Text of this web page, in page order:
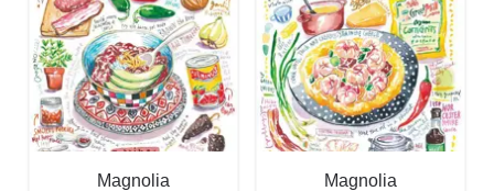
Magnolia
Magnolia